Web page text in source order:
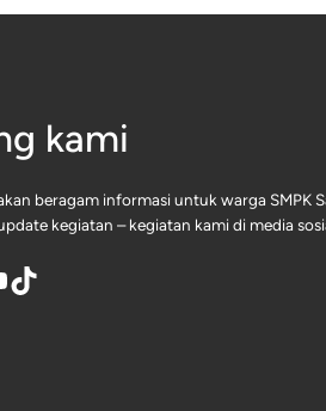
kami
beragam informasi untuk warga SMPK
kegiatan – kegiatan kami di media
TikTok